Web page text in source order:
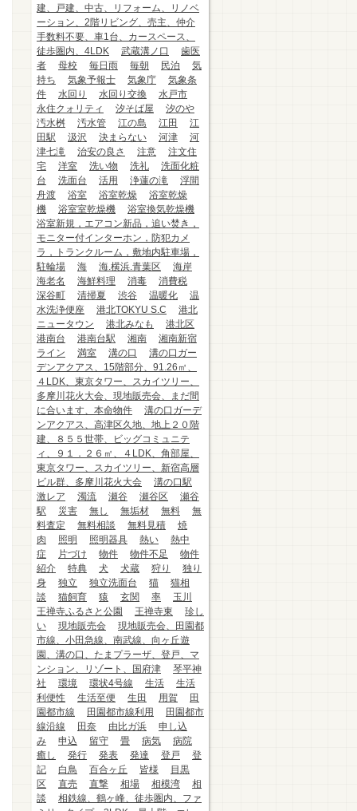
建、戸建、中古、リフォーム、リノベ
ーション、2階リビング、売主、仲介
手数料不要、車1台、カースペース、
徒歩圏内、4LDK
武蔵溝ノ口
歯医
者
母校 毎日雨 毎朝 民泊
気
持ち
気象予報士 気象庁
気象条
件
水回り 水回り交換
水戸市
永住クォリティ
汐そば屋
汐のや
汚水桝
汚水管 江の島 江田
江
田駅
汲沢 決まらない 河津
河
津七滝
治安の良さ 注意
注文住
宅
洋室 洗い物 洗礼
洗面化粧
台
洗面台 活用 浄蓮の滝
浮間
舟渡
浴室 浴室乾燥
浴室乾燥
機
浴室室乾燥機
浴室換気乾燥機
浴室新規，エアコン新品，追い焚き，
モニター付インターホン，防犯カメ
ラ，トランクルーム，敷地内駐車場，
駐輪場
海 海.横浜.青葉区
海岸
海老名
海鮮料理 消毒
消費税
深谷町
清掃夏 渋谷 温暖化
温
水洗浄便座
港北TOKYU S.C
港北
ニュータウン
港北みなも
港北区
港南台
港南台駅 湘南
湘南新宿
ライン
満室 溝の口
溝の口ガー
デンアクアス、15階部分、91.26㎡、
４LDK、東京タワー、スカイツリー、
多摩川花火大会、現地販売会、まだ間
に合います、本命物件
溝の口ガーデ
ンアクアス、高津区久地、地上２０階
建、８５５世帯、ビッグコミュニテ
ィ、９１．２６㎡、４LDK、角部屋、
東京タワー、スカイツリー、新宿高層
ビル群、多摩川花火大会
溝の口駅
激レア
濁流 瀬谷 瀬谷区
瀬谷
駅
災害 無し 無垢材 無料
無
料査定
無料相談 無料見積
焼
肉
照明 照明器具 熱い
熱中
症
片づけ 物件 物件不足
物件
紹介
特典 犬 犬蔵 狩り
独り
身
独立 独立洗面台 猫
猫相
談
猫飼育 猿 玄関 率
玉川
王禅寺ふるさと公園
王禅寺東
珍し
い
現地販売会
現地販売会、田園都
市線、小田急線、南武線、向ヶ丘遊
園、溝の口、たまプラーザ、登戸、マ
ンション、リゾート、国府津
琴平神
社
環境 環状4号線 生活
生活
利便性
生活至便 生田 用賀
田
園都市線
田園都市線利用
田園都市
線沿線
田奈 由比ガ浜
申し込
み
申込 留守 畳 病気
病院
癒し
発行 発表 発達 登戸
登
記
白鳥 百合ヶ丘 皆様
目黒
区
直売 直撃 相場 相模湾
相
談
相鉄線、鶴ヶ峰、徒歩圏内、ファ